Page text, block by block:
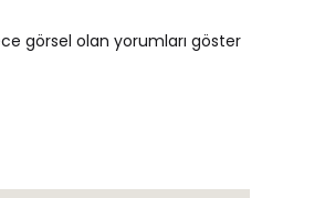
görsel olan yorumları göster